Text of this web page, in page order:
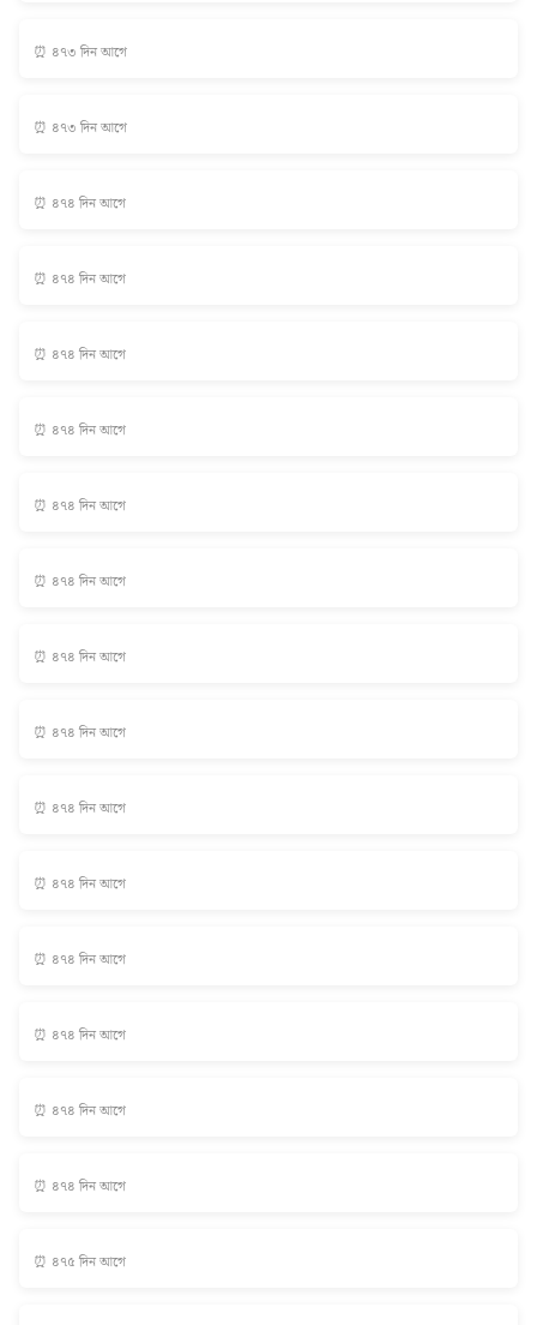
⏰ ৪৭৩ দিন আগে
⏰ ৪৭৩ দিন আগে
⏰ ৪৭৪ দিন আগে
⏰ ৪৭৪ দিন আগে
⏰ ৪৭৪ দিন আগে
⏰ ৪৭৪ দিন আগে
⏰ ৪৭৪ দিন আগে
⏰ ৪৭৪ দিন আগে
⏰ ৪৭৪ দিন আগে
⏰ ৪৭৪ দিন আগে
⏰ ৪৭৪ দিন আগে
⏰ ৪৭৪ দিন আগে
⏰ ৪৭৪ দিন আগে
⏰ ৪৭৪ দিন আগে
⏰ ৪৭৪ দিন আগে
⏰ ৪৭৪ দিন আগে
⏰ ৪৭৫ দিন আগে